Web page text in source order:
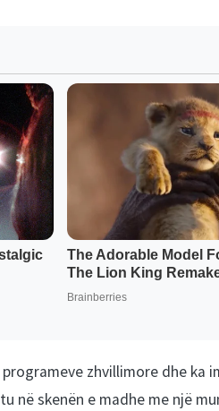
programeve zhvillimore dhe
në skenën e madhe me një